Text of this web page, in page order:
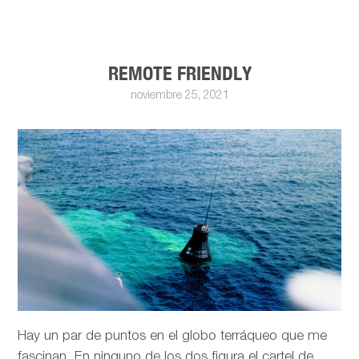
REMOTE FRIENDLY
noviembre 25, 2021
Hay un par de puntos en el globo terráqueo que me